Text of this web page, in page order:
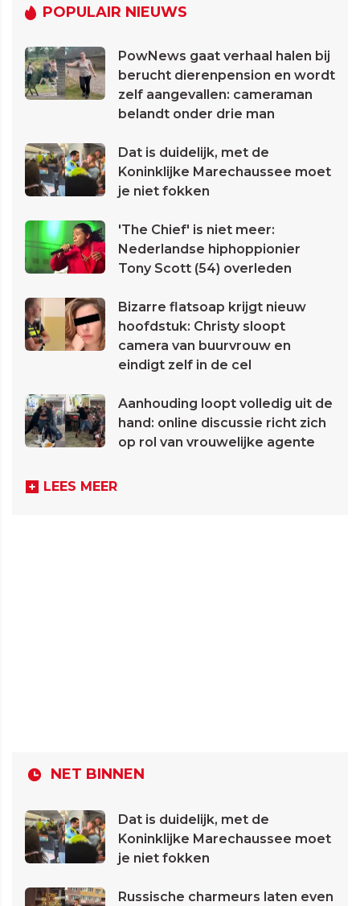
POPULAIR NIEUWS
PowNews gaat verhaal halen bij
berucht dierenpension en wordt
zelf aangevallen: cameraman
belandt onder drie man
Dat is duidelijk, met de
Koninklijke Marechaussee moet
je niet fokken
'The Chief' is niet meer:
Nederlandse hiphoppionier
Tony Scott (54) overleden
Bizarre flatsoap krijgt nieuw
hoofdstuk: Christy sloopt
camera van buurvrouw en
eindigt zelf in de cel
Aanhouding loopt volledig uit de
hand: online discussie richt zich
op rol van vrouwelijke agente
LEES MEER
NET BINNEN
Dat is duidelijk, met de
Koninklijke Marechaussee moet
je niet fokken
Russische charmeurs laten even